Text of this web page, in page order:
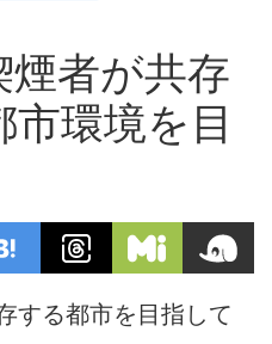
者が共存
環境を目
する都市を目指して